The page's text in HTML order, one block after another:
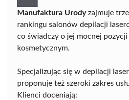
Manufaktura Urodyzajmuje
rankingu salonów depilacji
co świadczy o jej mocnej
kosmetycznym.
Specjalizując się w depilacji
proponuje też szeroki zakres
Klienci doceniają: